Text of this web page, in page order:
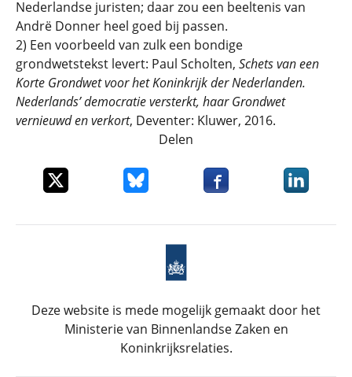
Nederlandse juristen; daar zou een beeltenis van
Andrë Donner heel goed bij passen.
2) Een voorbeeld van zulk een bondige
grondwetstekst levert: Paul Scholten, Schets van een
Korte Grondwet voor hetKoninkrijk der Nederlanden.
Nederlands’ democratie versterkt, haar Grondwet
vernieuwd en verkort, Deventer: Kluwer, 2016.
Delen
Deel dit item op XDeel dit item op Bluesky
Deel dit item opDeel dit
Deze website is mede mogelijk gemaakt door het
Ministerie van Binnenlandse Zaken en
Koninkrijksrelaties.